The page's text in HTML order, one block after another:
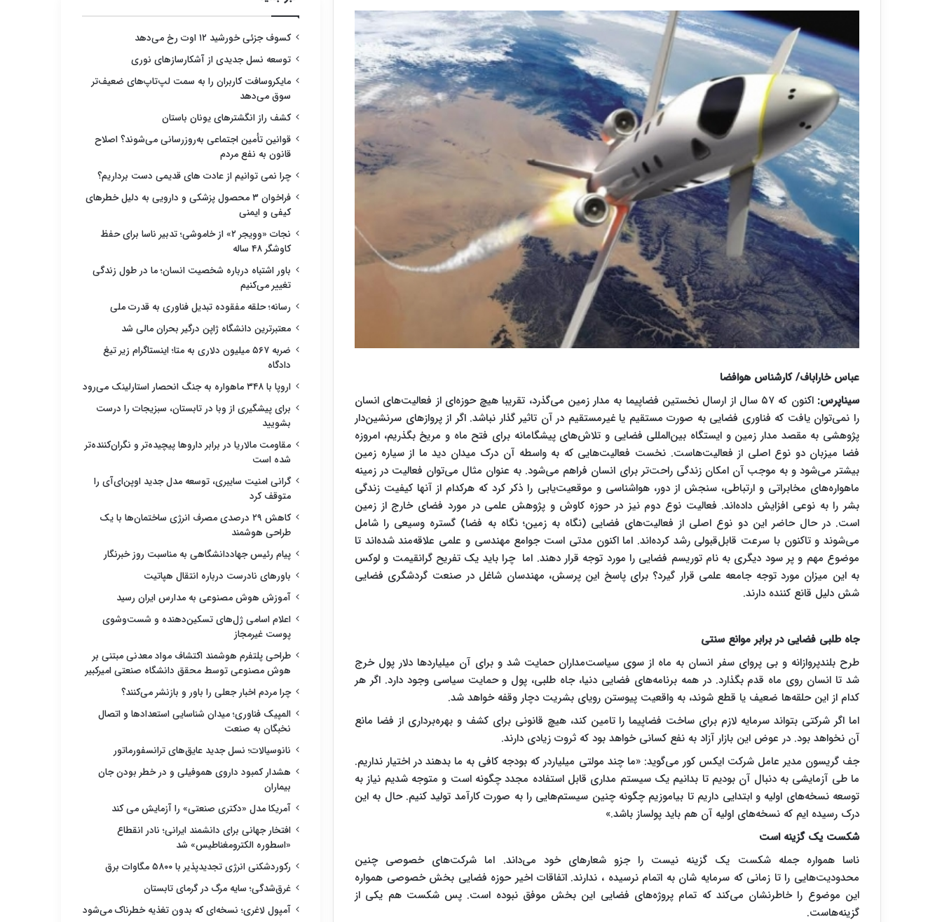
عباس خاراباف/ کارشناس هوافضا
سیناپرس:
اکنون که ۵۷ سال از ارسال نخستین فضاپیما به مدار زمین می‌گذرد، تقریبا هیچ حوزه‌ای از فعالیت‌های انسان
را نمی‌توان یافت که فناوری فضایی به صورت مستقیم یا غیرمستقیم در آن تاثیر گذار نباشد. اگر از پروازهای سرنشین‌دار
پژوهشی به مقصد مدار زمین و ایستگاه بین‌المللی فضایی و تلاش‌های پیشگامانه برای فتح ماه و مریخ بگذریم، امروزه
فضا میزبان دو نوع اصلی از فعالیت‌هاست. نخست فعالیت‌هایی که به واسطه آن درک میدان دید ما از سیاره زمین
بیشتر می‌شود و به موجب آن امکان زندگی راحت‌تر برای انسان فراهم می‌شود. به عنوان مثال می‌توان فعالیت در زمینه
ماهواره‌های مخابراتی و ارتباطی، سنجش از دور، هواشناسی و موقعیت‌یابی را ذکر کرد که هرکدام از آنها کیفیت زندگی
بشر را به نوعی افزایش داده‌اند. فعالیت نوع دوم نیز در حوزه کاوش و پژوهش علمی در مورد فضای خارج از زمین
است. در حال حاضر این دو نوع اصلی از فعالیت‌های فضایی (نگاه به زمین؛ نگاه به فضا)‌ گستره وسیعی را شامل
می‌شوند و تاکنون با سرعت قابل‌قبولی رشد کرده‌اند. اما اکنون مدتی است جوامع مهندسی و علمی علاقه‌مند شده‌اند تا
موضوع مهم و پر سود دیگری به نام توریسم فضایی را مورد توجه قرار دهند. اما چرا باید یک تفریح گرانقیمت و لوکس
به این میزان مورد توجه جامعه علمی قرار گیرد؟ برای پاسخ​ این پرسش، مهندسان شاغل در صنعت گردشگری فضایی
شش دلیل قانع کننده دارند.
جاه طلبی فضایی در برابر موانع سنتی
طرح بلندپروازانه و بی پروای سفر انسان به ماه از سوی سیاست‌مداران حمایت شد و برای آن میلیاردها دلار پول خرج
شد تا انسان روی ماه قدم بگذارد. در همه برنامه‌های فضایی دنیا، جاه طلبی، پول و حمایت سیاسی وجود دارد. اگر هر
کدام از این حلقه‌ها ضعیف یا قطع شوند، به واقعیت پیوستن​ رویای بشریت دچار وقفه خواهد شد.
اما اگر شرکتی بتواند سرمایه لازم برای ساخت فضاپیما را تامین کند، هیچ قانونی برای کشف و بهره‌برداری از فضا مانع
آن نخواهد بود. در عوض این بازار آزاد به نفع کسانی خواهد بود که ثروت زیادی دارند.
جف گریسون مدیر عامل شرکت ایکس کور می‌گوید: «ما چند مولتی میلیاردر که بودجه کافی به ما بدهند در اختیار نداریم.
ما طی آزمایشی به دنبال آن بودیم تا بدانیم یک سیستم مداری قابل استفاده مجدد چگونه است و متوجه شدیم نیاز به
توسعه نسخه‌های اولیه و ابتدایی داریم تا بیاموزیم چگونه چنین سیستم‌هایی را به صورت کارآمد تولید کنیم. حال به این
درک رسیده ایم که نسخه‌های اولیه آن هم باید پولساز باشد.»
شکست یک گزینه است
ناسا همواره جمله شکست یک گزینه نیست را جزو شعارهای خود می‌داند. اما شرکت‌های خصوصی چنین
محدودیت‌هایی را تا زمانی که سرمایه شان به اتمام نرسیده ، ندارند. اتفاقات اخیر حوزه فضایی بخش خصوصی همواره
این موضوع را خاطرنشان می‌کند که تمام پروژه‌های فضایی این بخش موفق نبوده است. پس شکست هم یکی از
گزینه‌هاست.
کسوف جزئی خورشید ۱۲ اوت رخ می‌دهد
توسعه نسل جدیدی از آشکارسازهای نوری
مایکروسافت کاربران را به سمت لپ‌تاپ‌های ضعیف‌تر
سوق می‌دهد
کشف راز انگشترهای یونان باستان
قوانین تأمین اجتماعی به‌روزرسانی می‌شوند؟ اصلاح
قانون به نفع مردم
چرا نمی توانیم از عادت های قدیمی دست برداریم؟
فراخوان ۳ محصول پزشکی و دارویی به دلیل خطرهای
کیفی و ایمنی
نجات «وویجر ۲» از خاموشی؛ تدبیر ناسا برای حفظ
کاوشگر ۴۸ ساله
باور اشتباه درباره شخصیت انسان؛ ما در طول زندگی
تغییر می‌کنیم
رسانه؛ حلقه مفقوده تبدیل فناوری به قدرت ملی
معتبرترین دانشگاه ژاپن درگیر بحران مالی شد
ضربه ۵۶۷ میلیون دلاری به متا؛ اینستاگرام زیر تیغ
دادگاه
اروپا با ۳۴۸ ماهواره به جنگ انحصار استارلینک می‌رود
برای پیشگیری از وبا در تابستان، سبزیجات را درست
بشویید
مقاومت مالاریا در برابر داروها پیچیده‌تر و نگران‌کننده‌تر
شده است
گرانی امنیت سایبری، توسعه مدل جدید اوپن‌ای‌آی را
متوقف کرد
کاهش ۲۹ درصدی مصرف انرژی ساختمان‌ها با یک
طراحی هوشمند
پیام رئیس جهاددانشگاهی به مناسبت روز خبرنگار
باورهای نادرست درباره انتقال هپاتیت
آموزش هوش مصنوعی به مدارس ایران رسید
اعلام اسامی ژل‌های تسکین‌دهنده و شست‌وشوی
پوست غیرمجاز
طراحی پلتفرم هوشمند اکتشاف مواد معدنی مبتنی بر
هوش مصنوعی توسط محقق دانشگاه صنعتی امیرکبیر
چرا مردم اخبار جعلی را باور و بازنشر می‌کنند؟
المپیک فناوری؛ میدان شناسایی استعدادها و اتصال
نخبگان به صنعت
نانوسیالات؛ نسل جدید عایق‌های ترانسفورماتور
هشدار کمبود داروی هموفیلی و در خطر بودن جان
بیماران
آمریکا مدل «دکتری صنعتی» را آزمایش می کند
افتخار جهانی برای دانشمند ایرانی؛ نادر انقطاع
«اسطوره الکترومغناطیس» شد
رکوردشکنی انرژی تجدیدپذیر با ۵۸۰۰ مگاوات برق
غرق‌شدگی؛ سایه مرگ در گرمای تابستان
آمپول لاغری؛ نسخه‌ای که بدون تغذیه خطرناک می‌شود